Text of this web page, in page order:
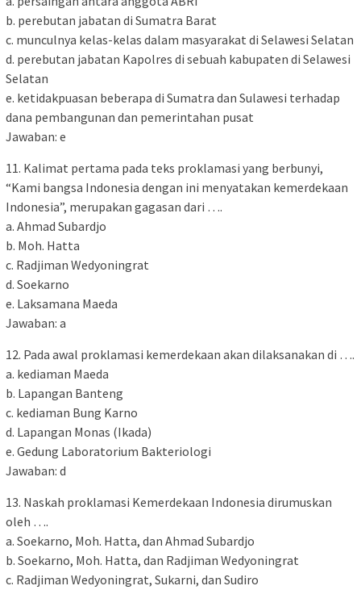
b. perebutan jabatan di Sumatra Barat
c. munculnya kelas-kelas dalam masyarakat di Selawesi Selatan
d. perebutan jabatan Kapolres di sebuah kabupaten di Selawesi
Selatan
e. ketidakpuasan beberapa di Sumatra dan Sulawesi terhadap
dana pembangunan dan pemerintahan pusat
Jawaban: e
11. Kalimat pertama pada teks proklamasi yang berbunyi,
“Kami bangsa Indonesia dengan ini menyatakan kemerdekaan
Indonesia”, merupakan gagasan dari ….
a. Ahmad Subardjo
b. Moh. Hatta
c. Radjiman Wedyoningrat
d. Soekarno
e. Laksamana Maeda
Jawaban: a
12. Pada awal proklamasi kemerdekaan akan dilaksanakan di ….
a. kediaman Maeda
b. Lapangan Banteng
c. kediaman Bung Karno
d. Lapangan Monas (Ikada)
e. Gedung Laboratorium Bakteriologi
Jawaban: d
13. Naskah proklamasi Kemerdekaan Indonesia dirumuskan
oleh ….
a. Soekarno, Moh. Hatta, dan Ahmad Subardjo
b. Soekarno, Moh. Hatta, dan Radjiman Wedyoningrat
c. Radjiman Wedyoningrat, Sukarni, dan Sudiro